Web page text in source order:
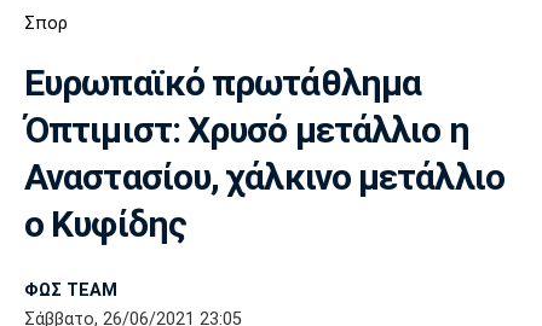
ΣΠΟΡ
AUTO-MOTO PLUS
Ποδόσφαιρο
Super League 1
Super League 2
Γ Εθνική
Μπάσκετ
Ελλάδα
Ολυμπιακοί Αγώνες
Ολυμπιακός ΑΕΚ ΠΑΟΚ
Σπορ
Ευρωπαϊκό πρωτάθλημα
Όπτιμιστ: Χρυσό μετάλλιο η
Αναστασίου, χάλκινο μετάλλιο
ο Κυφίδης
ΦΩΣ TEAM
Σάββατο, 26/06/2021 23:05